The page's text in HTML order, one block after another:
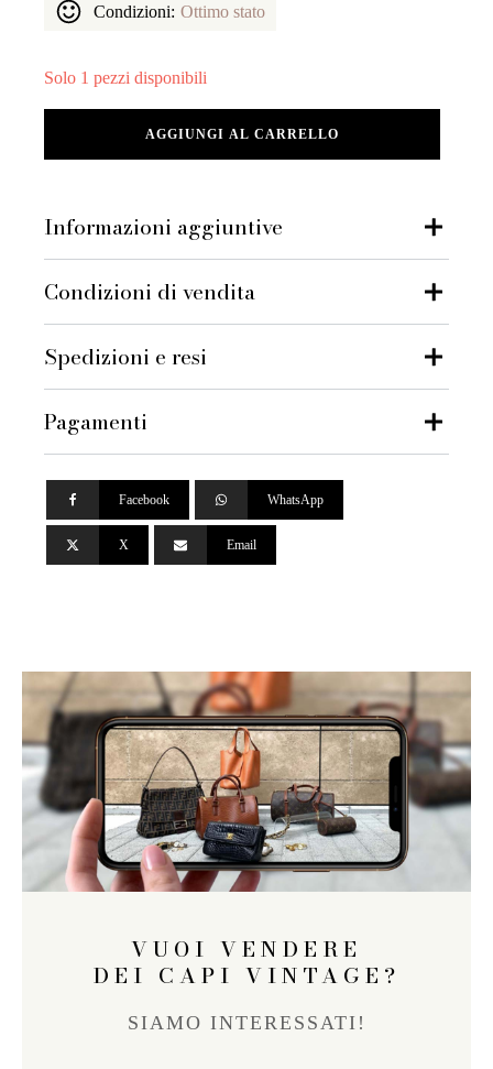
Condizioni: Ottimo stato
Solo 1 pezzi disponibili
Fr.38
AGGIUNGI AL CARRELLO
Informazioni aggiuntive
Condizioni di vendita
Spedizioni e resi
Pagamenti
X
Facebook
Email
WhatsApp
VUOI VENDERE
DEI CAPI VINTAGE?
SIAMO INTERESSATI!